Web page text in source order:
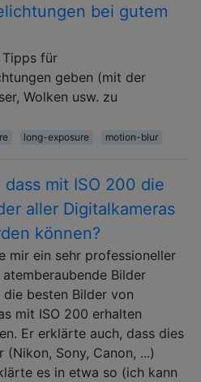
bei gutem
Tipps für
geben (mit der
Wolken usw. zu
long-exposure motion-blur
dass mit ISO 200 die
aller Digitalkameras
können?
mir ein sehr professioneller
Bilder
die besten Bilder von
mit ISO 200 erhalten
Er erklärte auch, dass dies
(Nikon, Sony, Canon, ...)
es in etwa so (ich kann